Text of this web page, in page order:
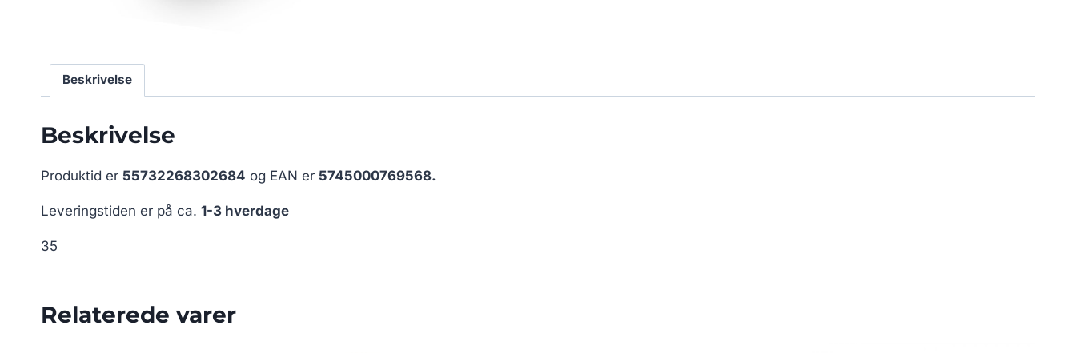
Beskrivelse
Beskrivelse
Produktid er 55732268302684 og EAN er 5745000769568.
Leveringstiden er på ca. 1-3 hverdage
35
Relaterede varer